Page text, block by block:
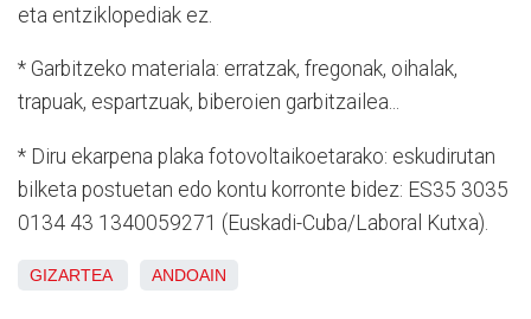
eta entziklopediak ez.
* Garbitzeko materiala: erratzak, fregonak, oihalak,
trapuak, espartzuak, biberoien garbitzailea...
* Diru ekarpena plaka fotovoltaikoetarako: eskudirutan
bilketa postuetan edo kontu korronte bidez: ES35 3035
0134 43 1340059271 (Euskadi-Cuba/Laboral Kutxa).
GIZARTEA ANDOAIN